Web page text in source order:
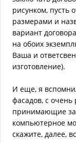
рисунком, пусть
размерами и
вариант
на обоих
Ваша и
изготовление).
И еще, я
фасадов, с
принимающие
компьютерное
скажите, далее,